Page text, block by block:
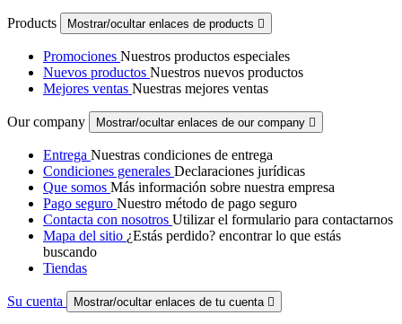
Products Mostrar/ocultar enlaces de products 
Promociones Nuestros productos especiales
Nuevos productos Nuestros nuevos productos
Mejores ventas Nuestras mejores ventas
Our company Mostrar/ocultar enlaces de our company 
Entrega Nuestras condiciones de entrega
Condiciones generales Declaraciones jurídicas
Que somos Más información sobre nuestra empresa
Pago seguro Nuestro método de pago seguro
Contacta con nosotros Utilizar el formulario para contactarnos
Mapa del sitio ¿Estás perdido? encontrar lo que estás
buscando
Tiendas
Su cuenta Mostrar/ocultar enlaces de tu cuenta 